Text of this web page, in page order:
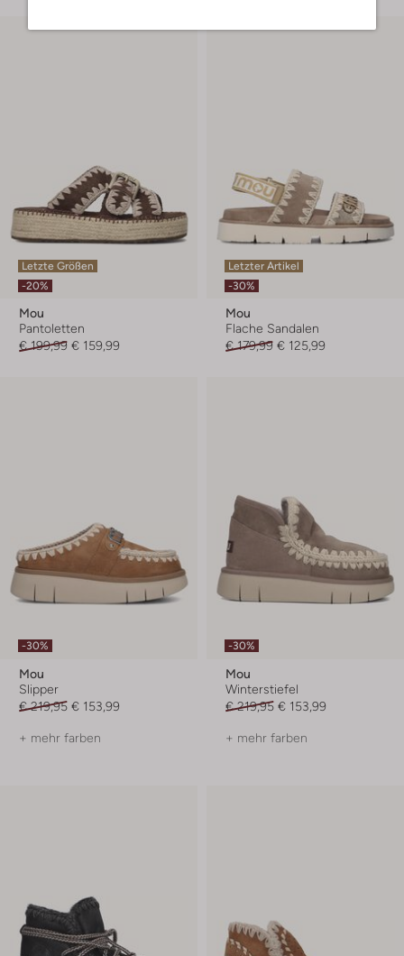
Letzte Größen
-20%
Mou
Pantoletten
€ 199,99 € 159,99
Letzter Artikel
-30%
Mou
Flache Sandalen
€ 179,99 € 125,99
-30%
Mou
Slipper
€ 219,95 € 153,99
+ mehr farben
-30%
Mou
Winterstiefel
€ 219,95 € 153,99
+ mehr farben